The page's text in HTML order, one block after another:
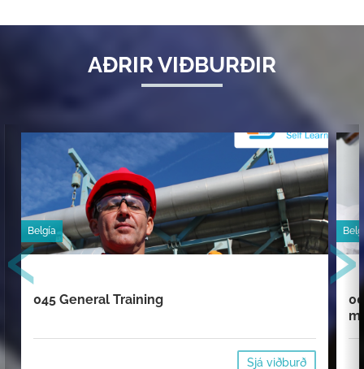
AÐRIR VIÐBURÐIR
Belgía
045 General Training
Sjá viðburð
‹ ›